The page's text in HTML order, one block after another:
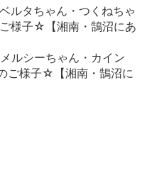
ルタちゃん・つくねちゃ
様子☆【湘南・鵠沼にあ
ルシーちゃん・カイン
ご様子☆【湘南・鵠沼に